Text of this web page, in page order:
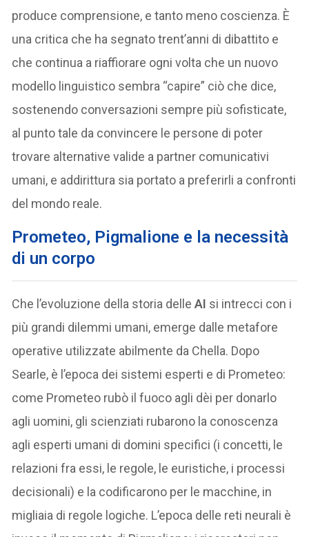
produce comprensione, e tanto meno coscienza. È
una critica che ha segnato trent’anni di dibattito e
che continua a riaffiorare ogni volta che un nuovo
modello linguistico sembra “capire” ciò che dice,
sostenendo conversazioni sempre più sofisticate,
al punto tale da convincere le persone di poter
trovare alternative valide a partner comunicativi
umani, e addirittura sia portato a preferirli a confronti
del mondo reale.
Prometeo, Pigmalione e la necessità
di un corpo
Che l’evoluzione della storia delleAI si intrecci con i
più grandi dilemmi umani, emerge dalle metafore
operative utilizzate abilmente da Chella. Dopo
Searle, è l’epoca dei sistemi esperti e di Prometeo:
come Prometeo rubò il fuoco agli dèi per donarlo
agli uomini, gli scienziati rubarono la conoscenza
agli esperti umani di domini specifici (i concetti, le
relazioni fra essi, le regole, le euristiche, i processi
decisionali) e la codificarono per le macchine, in
migliaia di regole logiche. L’epoca delle reti neurali è